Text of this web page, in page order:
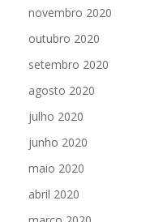
novembro 2020
outubro 2020
setembro 2020
agosto 2020
julho 2020
junho 2020
maio 2020
abril 2020